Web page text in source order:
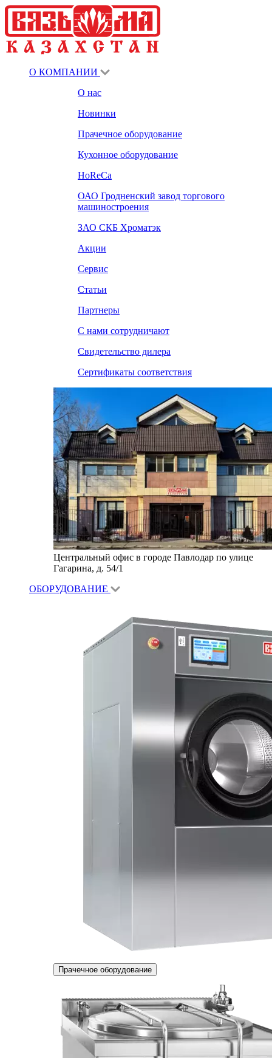
О КОМПАНИИ
О нас
Новинки
Прачечное оборудование
Кухонное оборудование
HoReCa
ОАО Гродненский завод торгового
машиностроения
ЗАО СКБ Хроматэк
Акции
Сервис
Статьи
Партнеры
С нами сотрудничают
Свидетельство дилера
Сертификаты соответствия
Центральный офис в городе Павлодар по улице
Гагарина, д. 54/1
ОБОРУДОВАНИЕ
Прачечное оборудование